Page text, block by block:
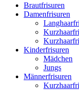
Brautfrisuren
Damenfrisuren
Kinderfrisuren
Mädchen
Jungs
Männerfrisuren